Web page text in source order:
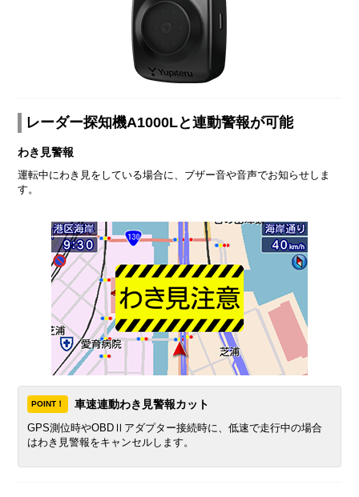
レーダー探知機A1000Lと連動警報が可能
わき見警報
運転中にわき見をしている場合に、ブザー音や音声でお知らせしま
す。
POINT！ 車速連動わき見警報カット
GPS測位時やOBDⅡアダプター接続時に、低速で走行中の場合
はわき見警報をキャンセルします。